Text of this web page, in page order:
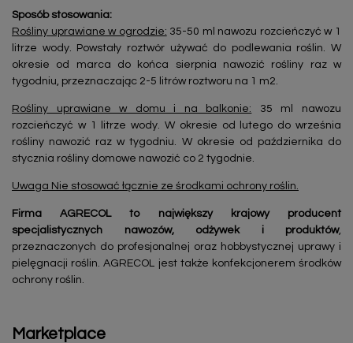
Sposób stosowania:
Rośliny uprawiane w ogrodzie: 35-50 ml nawozu rozcieńczyć w 1
litrze wody. Powstały roztwór używać do podlewania roślin. W
okresie od marca do końca sierpnia nawozić rośliny raz w
tygodniu, przeznaczając 2-5 litrów roztworu na 1 m2.
Rośliny uprawiane w domu i na balkonie: 35 ml nawozu
rozcieńczyć w 1 litrze wody. W okresie od lutego do września
rośliny nawozić raz w tygodniu. W okresie od października do
stycznia rośliny domowe nawozić co 2 tygodnie.
Uwaga Nie stosować łącznie ze środkami ochrony roślin.
Firma AGRECOL to największy krajowy producent
specjalistycznych nawozów, odżywek i produktów,
przeznaczonych do profesjonalnej oraz hobbystycznej uprawy i
pielęgnacji roślin. AGRECOL jest także konfekcjonerem środków
ochrony roślin.
Marketplace